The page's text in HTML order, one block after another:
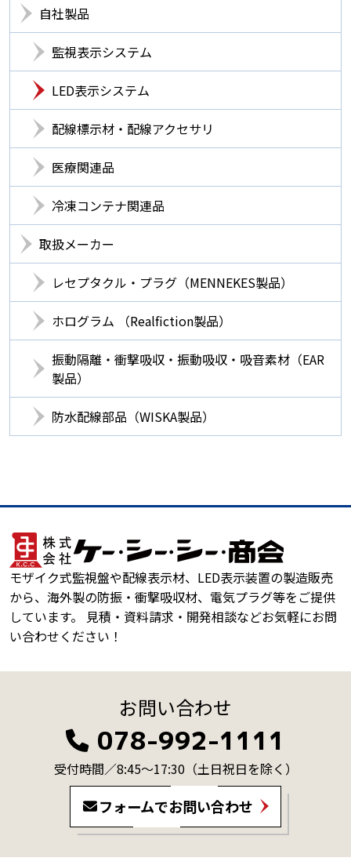
自社製品
監視表示システム
LED表示システム
配線標示材・配線アクセサリ
医療関連品
冷凍コンテナ関連品
取扱メーカー
レセプタクル・プラグ（MENNEKES製品）
ホログラム （Realfiction製品）
振動隔離・衝撃吸収・振動吸収・吸音素材（EAR
製品）
防水配線部品（WISKA製品）
モザイク式監視盤や配線表示材、LED表示装置の製造販売
から、海外製の防振・衝撃吸収材、電気プラグ等をご提供
しています。 見積・資料請求・開発相談などお気軽にお問
い合わせください！
お問い合わせ
078-992-1111
受付時間／8:45～17:30（土日祝日を除く）
フォームでお問い合わせ